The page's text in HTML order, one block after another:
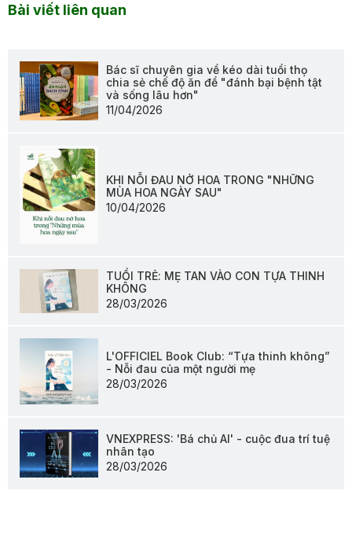
Bài viết liên quan
Bác sĩ chuyên gia về kéo dài tuổi thọ
chia sẻ chế độ ăn để "đánh bại bệnh tật
và sống lâu hơn"
11/04/2026
KHI NỖI ĐAU NỞ HOA TRONG "NHỮNG
MÙA HOA NGÀY SAU"
10/04/2026
TUỔI TRẺ: MẸ TAN VÀO CON TỰA THINH
KHÔNG
28/03/2026
L'OFFICIEL Book Club: “Tựa thinh không”
- Nỗi đau của một người mẹ
28/03/2026
VNEXPRESS: 'Bá chủ AI' - cuộc đua trí tuệ
nhân tạo
28/03/2026